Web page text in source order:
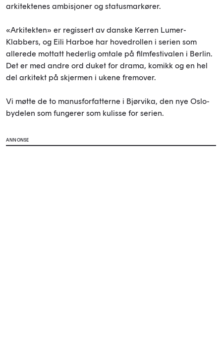
arkitektenes ambisjoner og statusmarkører.
«Arkitekten» er regissert av danske Kerren Lumer-
Klabbers, og Eili Harboe har hovedrollen i serien som
allerede mottatt hederlig omtale på filmfestivalen i Berlin.
Det er med andre ord duket for drama, komikk og en hel
del arkitekt på skjermen i ukene fremover.
Vi møtte de to manusforfatterne i Bjørvika, den nye Oslo-
bydelen som fungerer som kulisse for serien.
ANNONSE